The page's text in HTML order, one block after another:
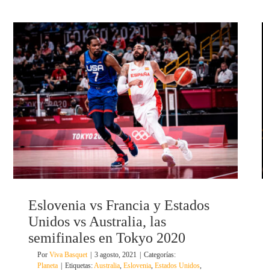
Eslovenia vs Francia y Estados
Unidos vs Australia, las
semifinales en Tokyo 2020
Por Viva Basquet 3 agosto, 2021
Categorías:
Planeta
Etiquetas:Australia, Eslovenia, Estados Unidos,